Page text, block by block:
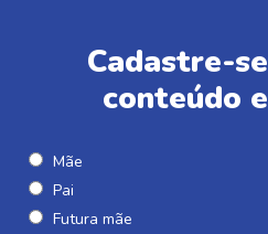
Cadastre-
conteúdo
Mãe
Pai
Futura mãe